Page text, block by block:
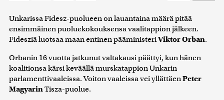
Unkarissa Fidesz-puolueen on lauantaina määrä pitää
ensimmäinen puoluekokouksensa vaalitappion jälkeen.
Fidesziä luotsaa maan entinen pääministeriViktor Orban.
Orbanin 16 vuotta jatkunut valtakausi päättyi, kun hänen
koalitionsa kärsi keväällä murskatappion Unkarin
parlamenttivaaleissa. Voiton vaaleissa vei yllättäenPeter
MagyarinTisza-puolue.